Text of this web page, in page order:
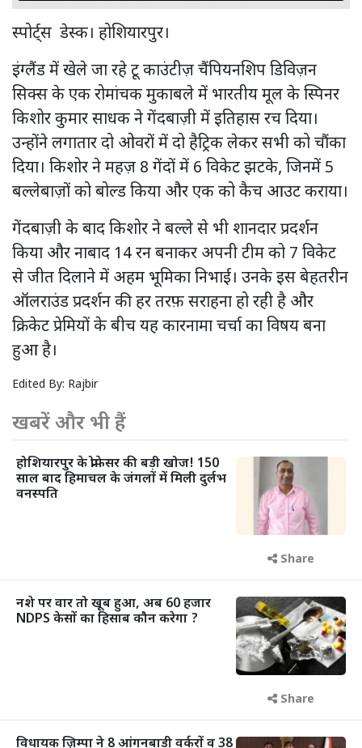
स्पोर्ट्स डेस्क। होशियारपुर।
इंग्लैंड में खेले जा रहे टू काउंटीज़ चैंपियनशिप डिविज़न
सिक्स के एक रोमांचक मुकाबले में भारतीय मूल के स्पिनर
किशोर कुमार साधक ने गेंदबाज़ी में इतिहास रच दिया।
उन्होंने लगातार दो ओवरों में दो हैट्रिक लेकर सभी को चौंका
दिया। किशोर ने महज़ 8 गेंदों में 6 विकेट झटके, जिनमें 5
बल्लेबाज़ों को बोल्ड किया और एक को कैच आउट कराया।
गेंदबाज़ी के बाद किशोर ने बल्ले से भी शानदार प्रदर्शन
किया और नाबाद 14 रन बनाकर अपनी टीम को 7 विकेट
से जीत दिलाने में अहम भूमिका निभाई। उनके इस बेहतरीन
ऑलराउंड प्रदर्शन की हर तरफ़ सराहना हो रही है और
क्रिकेट प्रेमियों के बीच यह कारनामा चर्चा का विषय बना
हुआ है।
Edited By: Rajbir
खबरें और भी हैं
होशियारपुर के प्रोफेसर की बड़ी खोज! 150
साल बाद हिमाचल के जंगलों में मिली दुर्लभ
वनस्पति
Share
नशे पर वार तो खूब हुआ, अब 60 हजार
NDPS केसों का हिसाब कौन करेगा ?
Share
विधायक ज़िम्पा ने 8 आंगनबाड़ी वर्करों व 38